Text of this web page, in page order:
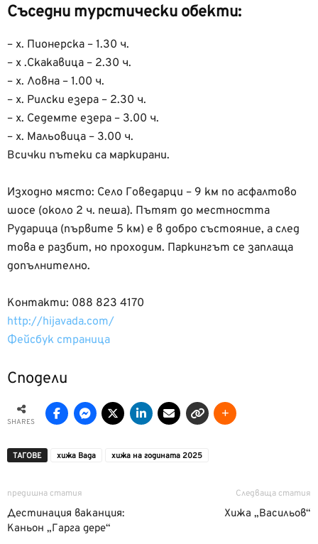
Съседни турстически обекти:
– х. Пионерска – 1.30 ч.
– х .Скакавица – 2.30 ч.
– х. Ловна – 1.00 ч.
– х. Рилски езера – 2.30 ч.
– х. Седемте езера – 3.00 ч.
– х. Мальовица – 3.00 ч.
Всички пътеки са маркирани.
Изходно място: Село Говедарци – 9 км по асфалтово
шосе (около 2 ч. пеша). Пътят до местността
Рударица (първите 5 км) е в добро състояние, а след
това е разбит, но проходим. Паркингът се заплаща
допълнително.
Контакти: 088 823 4170
http://hijavada.com/
Фейсбук страница
Сподели
SHARES
ТАГОВЕ хижа Вада хижа на годината 2025
предишна статия
Дестинация ваканция:
Каньон „Гарга дере“
Следваща статия
Хижа „Васильов“